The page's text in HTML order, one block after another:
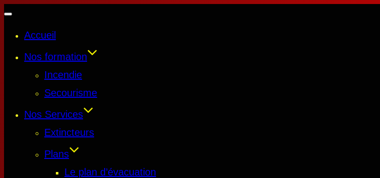
Accueil
Nos formation
Incendie
Secourisme
Nos Services
Extincteurs
Plans
Le plan d’évacuation